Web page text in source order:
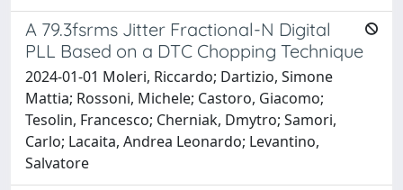
A 79.3fsrms Jitter Fractional-N Digital
PLL Based on a DTC Chopping Technique
2024-01-01 Moleri, Riccardo; Dartizio, Simone
Mattia; Rossoni, Michele; Castoro, Giacomo;
Tesolin, Francesco; Cherniak, Dmytro; Samori,
Carlo; Lacaita, Andrea Leonardo; Levantino,
Salvatore